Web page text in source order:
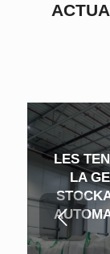
LES
LA